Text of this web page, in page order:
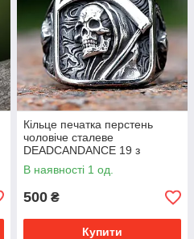
Кільце печатка перстень
чоловіче сталеве
DEADCANDANCE 19 з
медичної неіржавної сталі з
Черепом
В наявності 1 од.
500 ₴
Купити